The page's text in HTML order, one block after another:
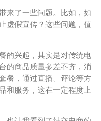
来了一些问题。比如，如
虚假宣传？这些问题，值
的兴起，其实是对传统电
的商品质量参差不齐，消
餐，通过直播、评论等方
和服务，这在一定程度上